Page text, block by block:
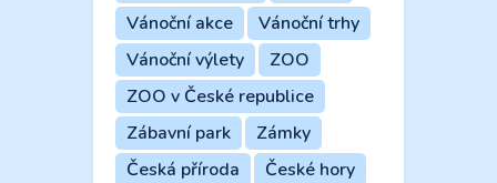
Vánoční akce
Vánoční trhy
Vánoční výlety
ZOO
ZOO v České republice
Zábavní park
Zámky
Česká příroda
České hory